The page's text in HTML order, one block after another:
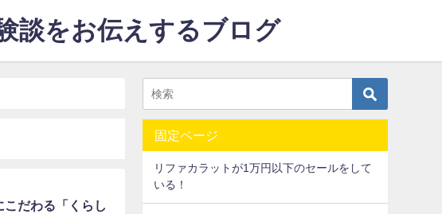
談をお伝えするブログ
だわる「くらし
固定ページ
リファカラットが1万円以下のセールをして
いる！